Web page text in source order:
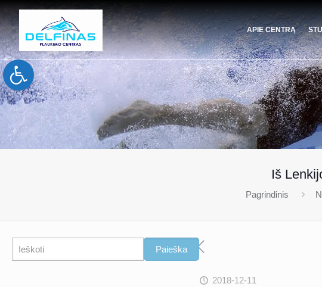
Open toolbar
APIE CENTRĄ
Iš
Pagrindinis
2018-12-11
Paieška Paieška